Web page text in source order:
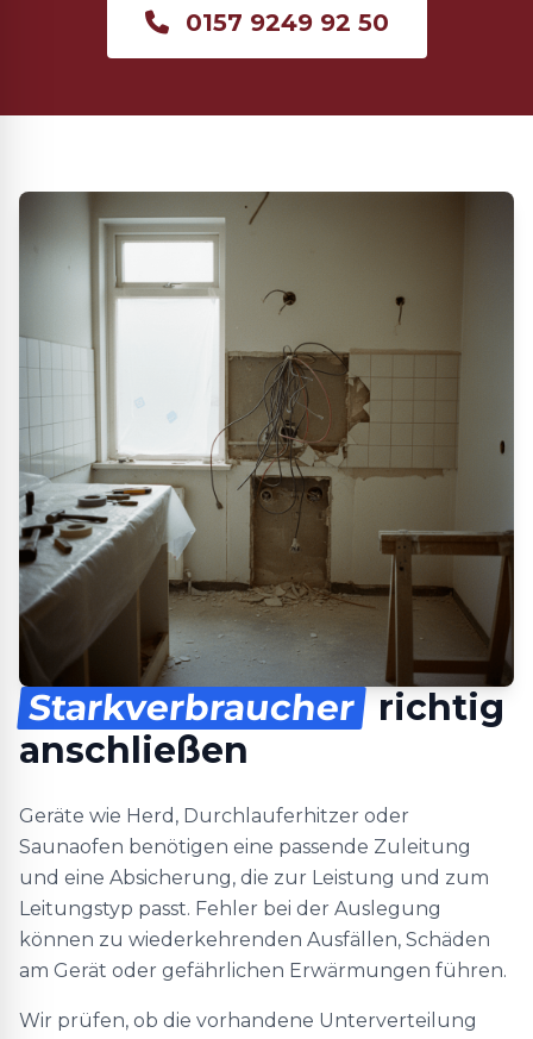
0157 9249 92 50
Starkverbraucher richtig
anschließen
Geräte wie Herd, Durchlauferhitzer oder
Saunaofen benötigen eine passende Zuleitung
und eine Absicherung, die zur Leistung und zum
Leitungstyp passt. Fehler bei der Auslegung
können zu wiederkehrenden Ausfällen, Schäden
am Gerät oder gefährlichen Erwärmungen führen.
Wir prüfen, ob die vorhandene Unterverteilung